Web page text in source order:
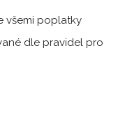
všemi poplatky
dle pravidel pro